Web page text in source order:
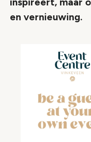
en vernieuwing.